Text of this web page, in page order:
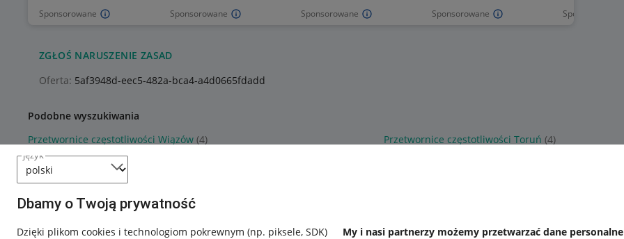
język
Dbamy o Twoją prywatność
Dzięki plikom cookies i technologiom pokrewnym (np. piksele, SDK)
My i nasi partnerzy możemy przetwarzać dane
Sponsorowane Sponsorowane Sponsorowane Sponsorowane Sponsorowane
ZGŁOŚ NARUSZENIE ZASAD
Oferta: 5af3948d-eec5-482a-bca4-a4d0665fdadd
Podobne wyszukiwania
Przetwornice częstotliwości Wiązów (4) Przetwornice częstotliwości Toruń (4)